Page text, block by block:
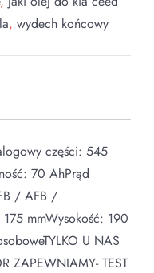
, wydech końcowy
części: 545
70 AhPrąd
/ AFB /
mmWysokość: 190
U NAS
ZAPEWNIAMY- TEST